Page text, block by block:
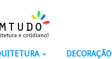
DECORAÇÃO